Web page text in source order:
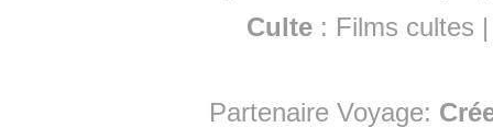
Culte : Films cultes
Partenaire Voyage: